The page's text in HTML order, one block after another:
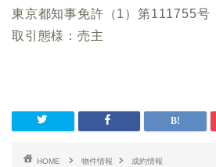
東京都知事免許（1）第111755号
取引態様：売主
HOME 物件情報
成約情報